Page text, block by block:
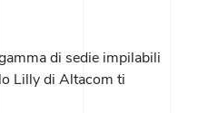
di sedie impilabili
Lilly di Altacom ti